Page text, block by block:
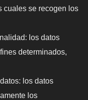
cuales se recogen los
los datos
determinados,
los datos
los